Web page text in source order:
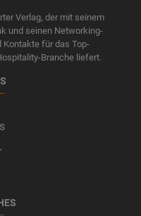
Verlag, der mit seinem
und seinen Networking-
Kontakte für das Top-
Branche liefert.